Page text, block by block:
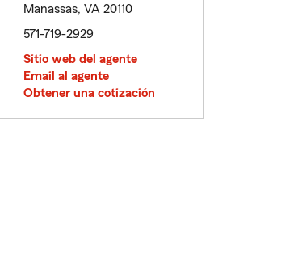
Manassas, VA 20110
571-719-2929
Sitio web del agente
Email al agente
Obtener una cotización